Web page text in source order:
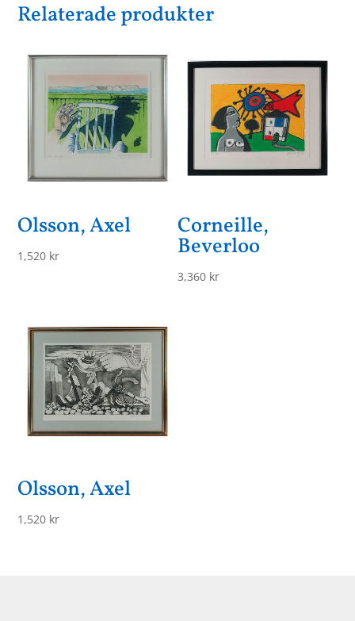
Relaterade produkter
Olsson, Axel
1,520 kr
Corneille,
Beverloo
3,360 kr
Olsson, Axel
1,520 kr